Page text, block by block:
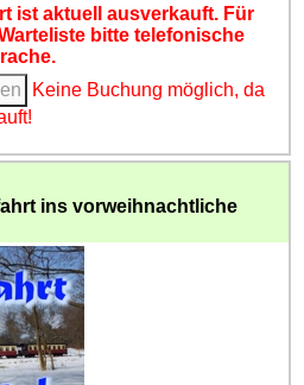
ist aktuell ausverkauft. Für
bitte telefonische
Keine Buchung möglich, da
ins vorweihnachtliche